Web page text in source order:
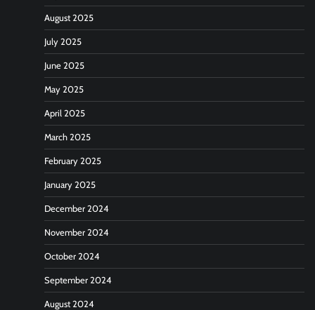
August 2025
July 2025
June 2025
May 2025
April 2025
March 2025
February 2025
January 2025
December 2024
November 2024
October 2024
September 2024
August 2024